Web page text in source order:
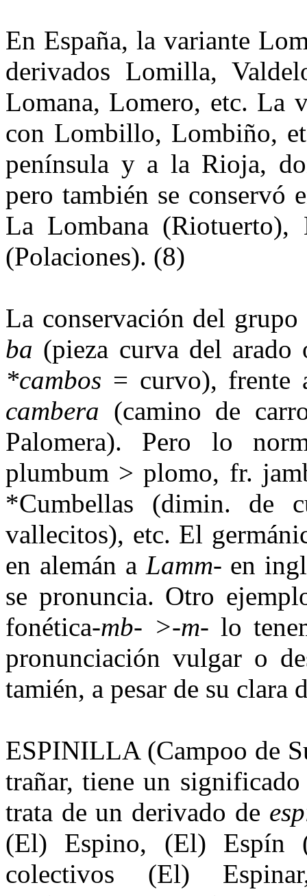
En España, la variante
derivados Lomilla,
Lomana, Lomero, etc. La
con Lombillo, Lombiño,
península y a la Rioja,
pero también se con­servó
La Lombana (Riotuerto),
(Polaciones). (8)
La conservación del
ba (pieza curva del
*cambos = curvo), frente
cambera (ca­mino de
Palomera). Pero lo
plumbum > plomo, fr.
*Cumbellas (dimin. de
vallecitos), etc. El
en alemán a Lamm- en
se pronuncia. Otro
fonética-mb- >-m- lo
pronunciación vulgar o
tamién, a pesar de su clara
ESPINILLA (Campoo de
trañar, tiene un
trata de un derivado de
(El) Es­pino, (El) Espín
colectivos (El)